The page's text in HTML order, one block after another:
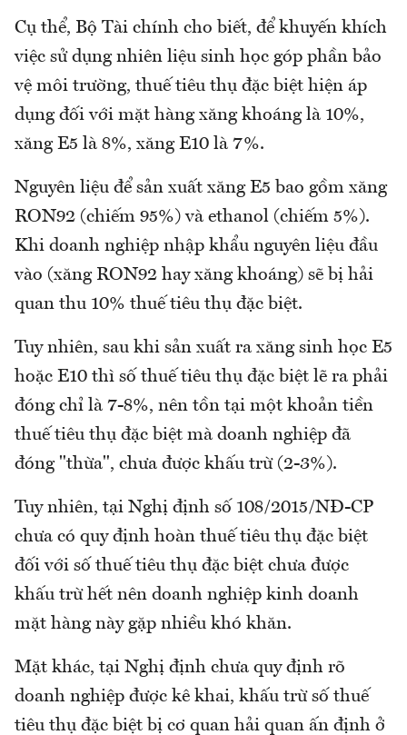
Cụ thể, Bộ Tài chính cho biết, để khuyến khích
việc sử dụng nhiên liệu sinh học góp phần bảo
vệ môi trường, thuế tiêu thụ đặc biệt hiện áp
dụng đối với mặt hàng xăng khoáng là 10%,
xăng E5 là 8%, xăng E10 là 7%.
Nguyên liệu để sản xuất xăng E5 bao gồm xăng
RON92 (chiếm 95%) và ethanol (chiếm 5%).
Khi doanh nghiệp nhập khẩu nguyên liệu đầu
vào (xăng RON92 hay xăng khoáng) sẽ bị hải
quan thu 10% thuế tiêu thụ đặc biệt.
Tuy nhiên, sau khi sản xuất ra xăng sinh học E5
hoặc E10 thì số thuế tiêu thụ đặc biệt lẽ ra phải
đóng chỉ là 7-8%, nên tồn tại một khoản tiền
thuế tiêu thụ đặc biệt mà doanh nghiệp đã
đóng "thừa", chưa được khấu trừ (2-3%).
Tuy nhiên, tại Nghị định số 108/2015/NĐ-CP
chưa có quy định hoàn thuế tiêu thụ đặc biệt
đối với số thuế tiêu thụ đặc biệt chưa được
khấu trừ hết nên doanh nghiệp kinh doanh
mặt hàng này gặp nhiều khó khăn.
Mặt khác, tại Nghị định chưa quy định rõ
doanh nghiệp được kê khai, khấu trừ số thuế
tiêu thụ đặc biệt bị cơ quan hải quan ấn định ở